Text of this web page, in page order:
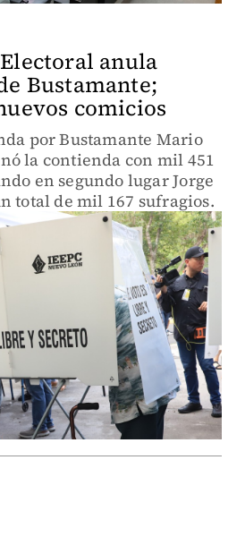
anula
Bustamante;
comicios
por Bustamante Mario
la contienda con mil 451
en segundo lugar Jorge
total de mil 167 sufragios.